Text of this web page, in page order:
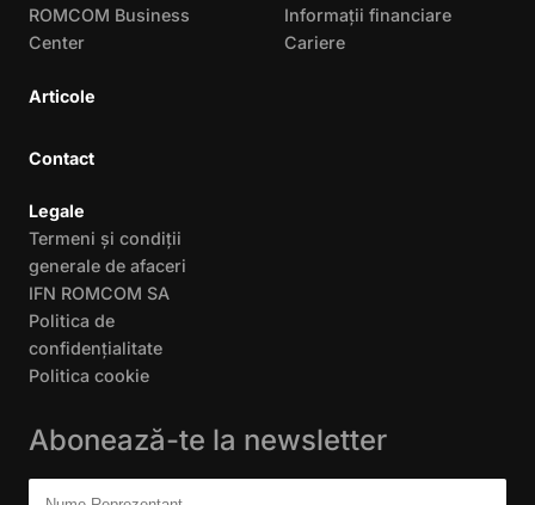
ROMCOM Business
Center
Articole
Informații financiare
Cariere
Contact
Legale
Termeni și condiții
generale de afaceri
IFN ROMCOM SA
Politica de
confidențialitate
Politica cookie
Abonează-te la newsletter
Don't fill this out:
Nume Reprezentant